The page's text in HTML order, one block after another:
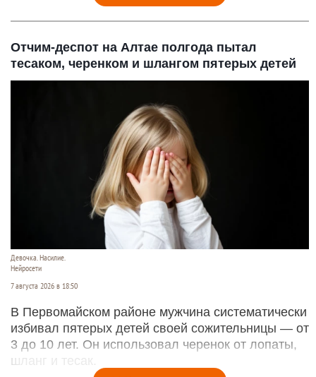
Отчим-деспот на Алтае полгода пытал
тесаком, черенком и шлангом пятерых детей
Девочка. Насилие.
Нейросети
7 августа 2026 в 18:50
В Первомайском районе мужчина систематически
избивал пятерых детей своей сожительницы — от
3 до 10 лет. Он использовал черенок от лопаты,
шланг и тесак.